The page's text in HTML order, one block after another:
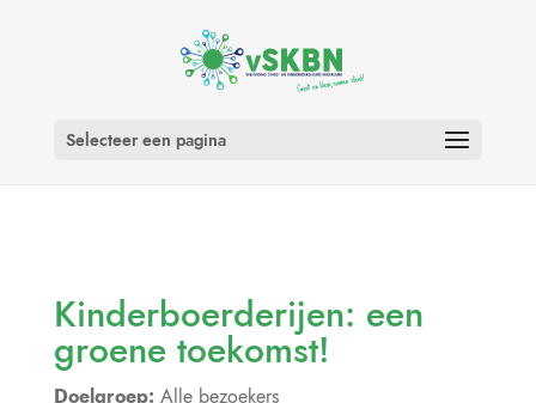
Selecteer een pagina
Kinderboerderijen: een
groene toekomst!
Doelgroep: Alle bezoekers